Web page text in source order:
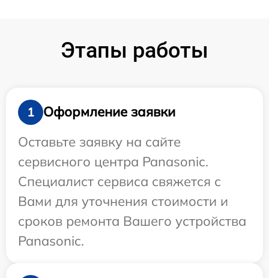
Этапы работы
1
Оформление заявки
Оставьте заявку на сайте
сервисного центра Panasonic.
Специалист сервиса свяжется с
Вами для уточнения стоимости и
сроков ремонта Вашего устройства
Panasonic.